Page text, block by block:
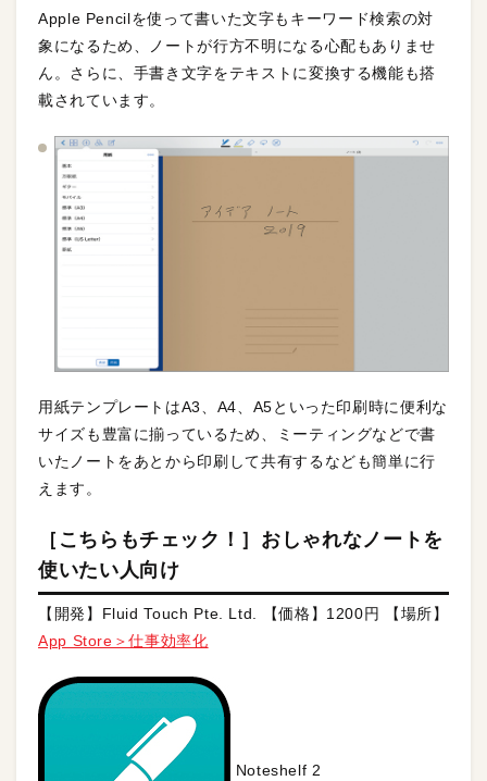
Apple Pencilを使って書いた文字もキーワード検索の対
象になるため、ノートが行方不明になる心配もありませ
ん。さらに、手書き文字をテキストに変換する機能も搭
載されています。
用紙テンプレートはA3、A4、A5といった印刷時に便利な
サイズも豊富に揃っているため、ミーティングなどで書
いたノートをあとから印刷して共有するなども簡単に行
えます。
［こちらもチェック！］おしゃれなノートを
使いたい人向け
【開発】Fluid Touch Pte. Ltd. 【価格】1200円 【場所】
App Store＞仕事効率化
Noteshelf 2